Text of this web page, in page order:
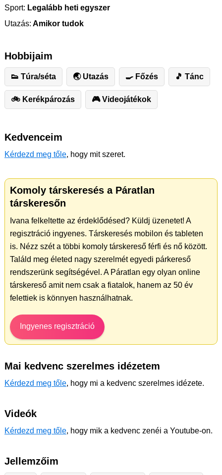
Sport: Legalább heti egyszer
Utazás: Amikor tudok
Hobbijaim
👟 Túra/séta 🌏 Utazás 🍳 Főzés 🎵 Tánc
🚲 Kerékpározás 🎮 Videojátékok
Kedvenceim
Kérdezd meg tőle, hogy mit szeret.
Komoly társkeresés a Páratlan
társkeresőn
Ivana felkeltette az érdeklődésed? Küldj üzenetet! A
regisztráció ingyenes. Társkeresés mobilon és tableten
is. Nézz szét a többi komoly társkereső férfi és nő között.
Találd meg életed nagy szerelmét egyedi párkereső
rendszerünk segítségével. A Páratlan egy olyan online
társkereső amit nem csak a fiatalok, hanem az 50 év
felettiek is könnyen használhatnak.
Ingyenes regisztráció
Mai kedvenc szerelmes idézetem
Kérdezd meg tőle, hogy mi a kedvenc szerelmes idézete.
Videók
Kérdezd meg tőle, hogy mik a kedvenc zenéi a Youtube-on.
Jellemzőim